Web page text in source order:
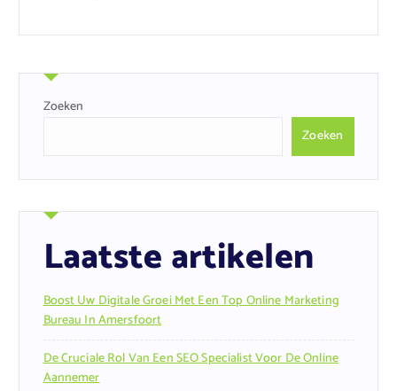
Zoeken
Zoeken
Laatste artikelen
Boost Uw Digitale Groei Met Een Top Online Marketing
Bureau In Amersfoort
De Cruciale Rol Van Een SEO Specialist Voor De Online
Aannemer